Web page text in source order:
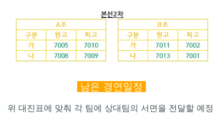
남은 경연일정
위 대진표에 맞춰 각 팀에 상대팀의 서면을 전달할 예정